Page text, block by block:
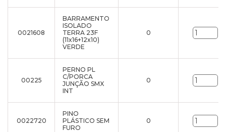
0021608
BARRAMENTO
ISOLADO
TERRA 23F
(11x16+12x10)
VERDE
0
00225
PERNO PL
C/PORCA
JUNÇÃO SMX
INT
0
0022720
PINO
PLÁSTICO SEM
FURO
0